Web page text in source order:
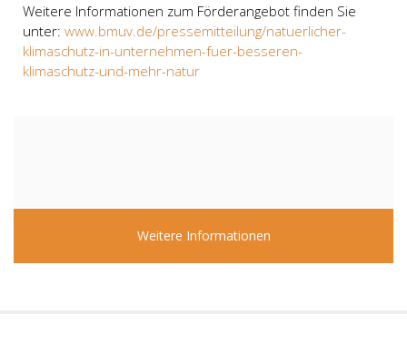
Weitere Informationen zum Förderangebot finden Sie
unter: www.bmuv.de/pressemitteilung/natuerlicher-
klimaschutz-in-unternehmen-fuer-besseren-
klimaschutz-und-mehr-natur
Weitere Informationen